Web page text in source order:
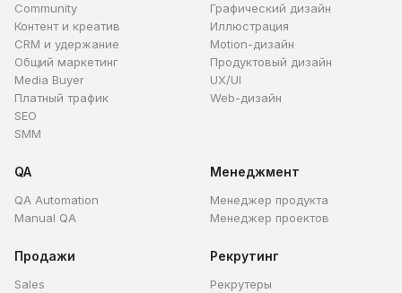
Community
Контент и креатив
CRM и удержание
Общий маркетинг
Media Buyer
Платный трафик
SEO
SMM
Графический дизайн
Иллюстрация
Motion-дизайн
Продуктовый дизайн
UX/UI
Web-дизайн
QA
QA Automation
Manual QA
Менеджмент
Менеджер продукта
Менеджер проектов
Продажи
Sales
Рекрутинг
Рекрутеры